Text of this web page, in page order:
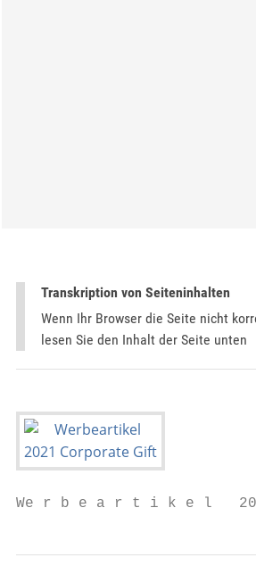
Transkription von Seiteninhalten
Wenn Ihr Browser die Seite nicht
lesen Sie den Inhalt der Seite unten
We r b e a r t i k e l   20